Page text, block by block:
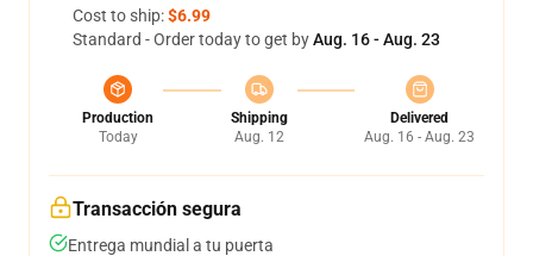
Cost to ship:$6.99
Standard - Order today to get byAug. 16 - Aug. 23
Production
Today
Shipping
Aug. 12
Delivered
Aug. 16 - Aug. 23
Transacción segura
Entrega mundial a tu puerta